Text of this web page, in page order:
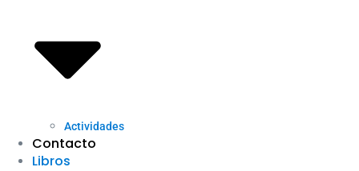
Actividades
Contacto
Libros